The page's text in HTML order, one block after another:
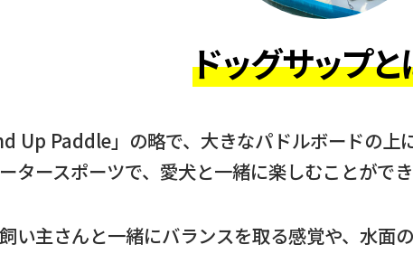
ドッグサップと
Up Paddle」の略で、大きなパドルボードの上
タースポーツで、愛犬と一緒に楽しむことができ
い主さんと一緒にバランスを取る感覚や、水面